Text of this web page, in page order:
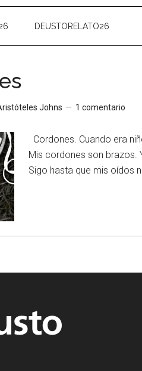
DEUSTORELATO26
Johns 1 comentario
Cordones. Cuando era
Mis cordones son brazos.
Sigo hasta que mis oídos